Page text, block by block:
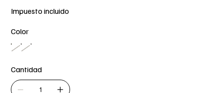
Impuesto incluido
Color
Cantidad